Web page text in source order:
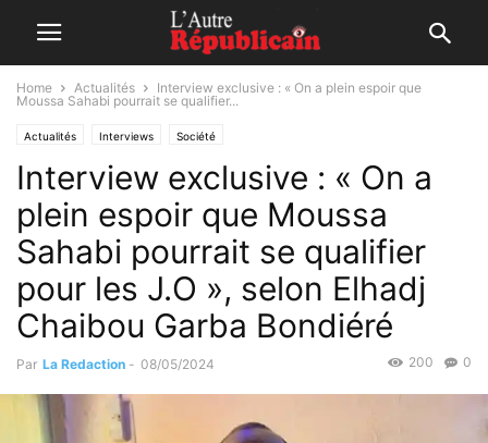
Home Actualités
Interview exclusive : « On a plein espoir que
Moussa Sahabi pourrait se qualifier...
Actualités Interviews Société
Interview exclusive : « On a
plein espoir que Moussa
Sahabi pourrait se qualifier
pour les J.O », selon Elhadj
Chaibou Garba Bondiéré
Par La Redaction - 08/05/2024 0
200